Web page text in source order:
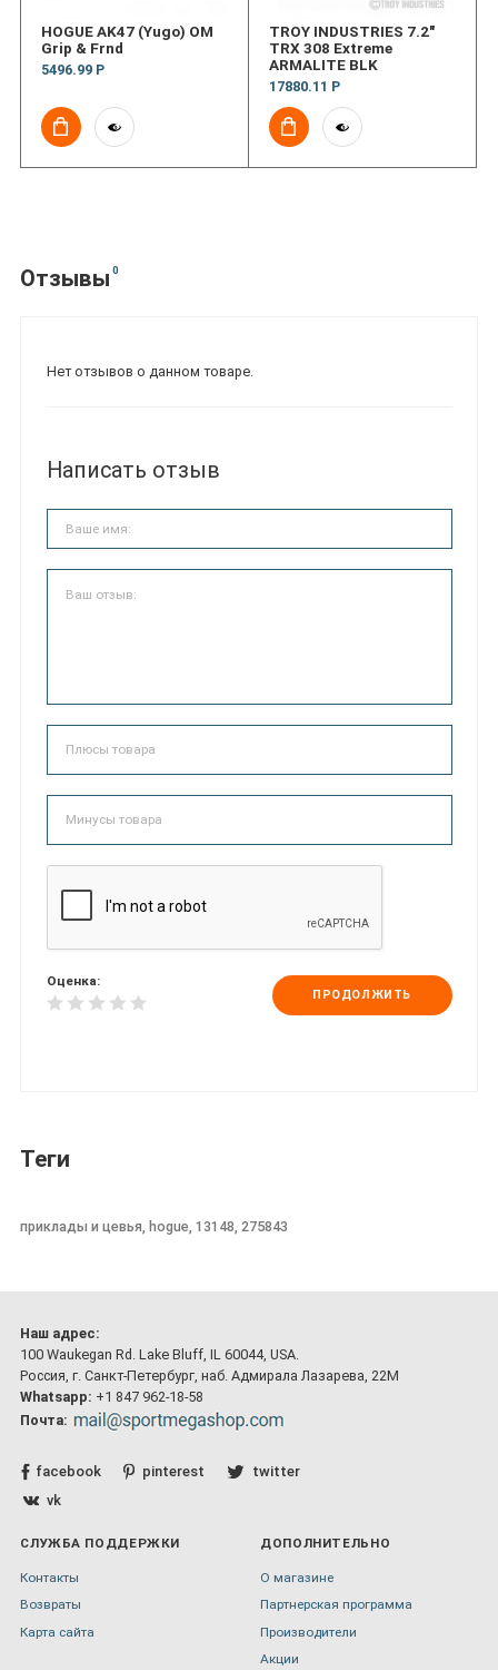
HOGUE AK47 (Yugo) OM
Grip & Frnd
5496.99 Р
TROY INDUSTRIES 7.2"
TRX 308 Extreme
ARMALITE BLK
17880.11 Р
Отзывы 0
Нет отзывов о данном товаре.
Написать отзыв
Оценка:
ПРОДОЛЖИТЬ
Теги
приклады и цевья, hogue, 13148, 275843
Наш адрес:
100 Waukegan Rd. Lake Bluff, IL 60044, USA.
Россия, г. Санкт-Петербург, наб. Адмирала Лазарева, 22М
Whatsapp: +1 847 962-18-58
Почта:
facebook pinterest
twitter
vk
СЛУЖБА ПОДДЕРЖКИ
Контакты
Возвраты
Карта сайта
ДОПОЛНИТЕЛЬНО
О магазине
Партнерская программа
Производители
Акции